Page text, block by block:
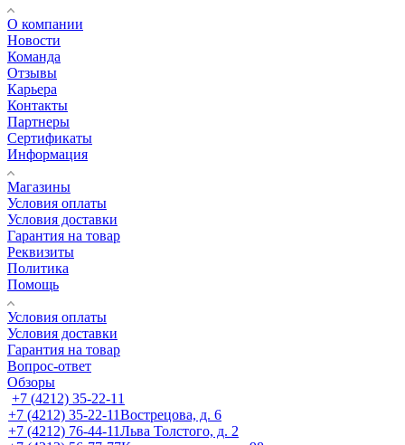
О компании
Новости
Команда
Отзывы
Карьера
Контакты
Партнеры
Сертификаты
Информация
Магазины
Условия оплаты
Условия доставки
Гарантия на товар
Реквизиты
Политика
Помощь
Условия оплаты
Условия доставки
Гарантия на товар
Вопрос-ответ
Обзоры
+7 (4212) 35-22-11
+7 (4212) 35-22-11Вострецова, д. 6
+7 (4212) 76-44-11Льва Толстого, д. 2